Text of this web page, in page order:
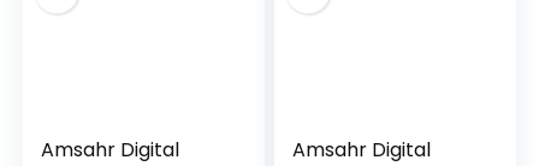
Amsahr Digital
Amsahr Digital